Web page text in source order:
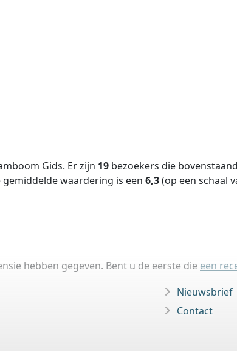
Gids. Er zijn 19 bezoekers die
gemiddelde waardering is een 6,3(op een schaal
hebben gegeven. Bent u de eerste die een
Nieuwsbrief
Contact